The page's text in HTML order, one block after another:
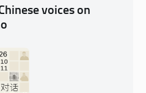
voices on